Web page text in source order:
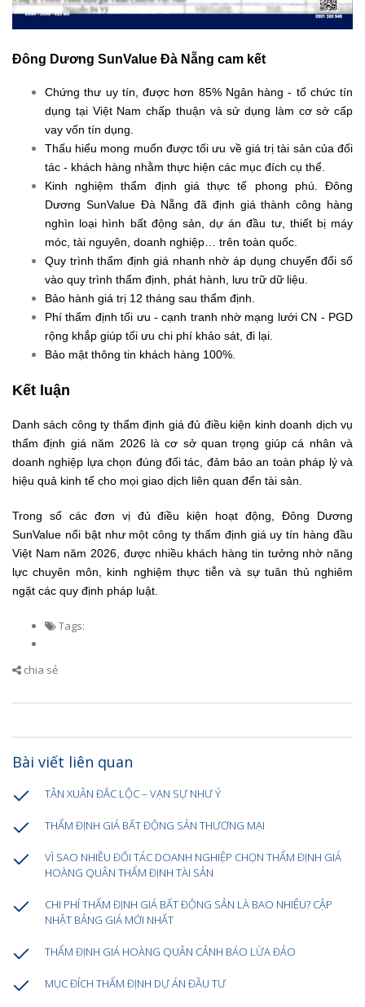
Đông Dương SunValue Đà Nẵng cam kết
Chứng thư uy tín, được hơn 85% Ngân hàng - tổ chức tín
dụng tại Việt Nam chấp thuận và sử dụng làm cơ sở cấp
vay vốn tín dụng.
Thấu hiểu mong muốn được tối ưu về giá trị tài sản của đối
tác - khách hàng nhằm thực hiện các mục đích cụ thể.
Kinh nghiệm thẩm định giá thực tế phong phú. Đông
Dương SunValue Đà Nẵng đã định giá thành công hàng
nghìn loại hình bất động sản, dự án đầu tư, thiết bị máy
móc, tài nguyên, doanh nghiệp… trên toàn quốc.
Quy trình thẩm định giá nhanh nhờ áp dụng chuyển đổi số
vào quy trình thẩm định, phát hành, lưu trữ dữ liệu.
Bảo hành giá trị 12 tháng sau thẩm định.
Phí thẩm định tối ưu - cạnh tranh nhờ mạng lưới CN - PGD
rộng khắp giúp tối ưu chi phí khảo sát, đi lại.
Bảo mật thông tin khách hàng 100%.
Kết luận
Danh sách công ty thẩm định giá đủ điều kiện kinh doanh dịch vụ
thẩm định giá năm 2026 là cơ sở quan trọng giúp cá nhân và
doanh nghiệp lựa chọn đúng đối tác, đảm bảo an toàn pháp lý và
hiệu quả kinh tế cho mọi giao dịch liên quan đến tài sản.
Trong số các đơn vị đủ điều kiện hoạt động, Đông Dương
SunValue nổi bật như một công ty thẩm định giá uy tín hàng đầu
Việt Nam năm 2026, được nhiều khách hàng tin tưởng nhờ năng
lực chuyên môn, kinh nghiệm thực tiễn và sự tuân thủ nghiêm
ngặt các quy định pháp luật.
Tags:
chia sẻ
Bài viết liên quan
TÂN XUÂN ĐẮC LỘC – VẠN SỰ NHƯ Ý
THẨM ĐỊNH GIÁ BẤT ĐỘNG SẢN THƯƠNG MẠI
VÌ SAO NHIỀU ĐỐI TÁC DOANH NGHIỆP CHỌN THẨM ĐỊNH GIÁ
HOÀNG QUÂN THẨM ĐỊNH TÀI SẢN
CHI PHÍ THẨM ĐỊNH GIÁ BẤT ĐỘNG SẢN LÀ BAO NHIÊU? CẬP
NHẬT BẢNG GIÁ MỚI NHẤT
THẨM ĐỊNH GIÁ HOÀNG QUÂN CẢNH BÁO LỪA ĐẢO
MỤC ĐÍCH THẨM ĐỊNH DỰ ÁN ĐẦU TƯ